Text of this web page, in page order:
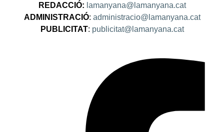
REDACCIÓ: lamanyana@lamanyana.cat
ADMINISTRACIÓ: administracio@lamanyana.cat
PUBLICITAT: publicitat@lamanyana.cat